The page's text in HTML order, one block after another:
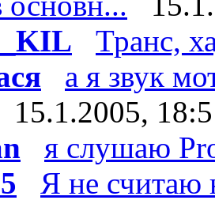
Транс,
а я звук
15.1.2005,
я слушаю
Я не считаю